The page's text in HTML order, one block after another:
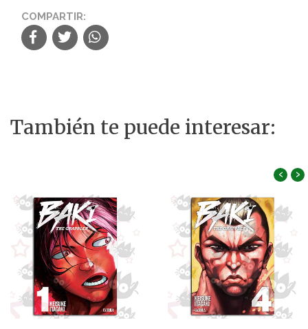
COMPARTIR:
También te puede interesar:
‹ ›